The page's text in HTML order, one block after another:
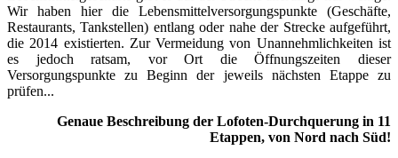
Wir haben hier die Lebensmittelversorgungspunkte (Geschäfte,
Restaurants, Tankstellen) entlang oder nahe der Strecke aufgeführt,
die 2014 existierten. Zur Vermeidung von Unannehmlichkeiten ist
es jedoch ratsam, vor Ort die Öffnungszeiten dieser
Versorgungspunkte zu Beginn der jeweils nächsten Etappe zu
prüfen...
Genaue Beschreibung der Lofoten-Durchquerung in 11
Etappen, von Nord nach Süd!